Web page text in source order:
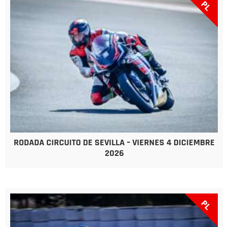
PL
RODADA CIRCUITO DE SEVILLA – VIERNES 4 DICIEMBRE
2026
PL